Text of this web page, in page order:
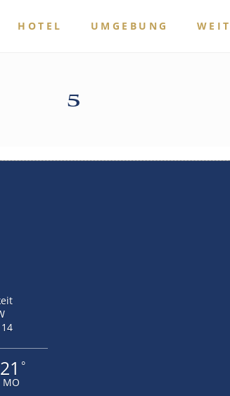
HOTEL UMGEBUNG
5
14
21 °
MO